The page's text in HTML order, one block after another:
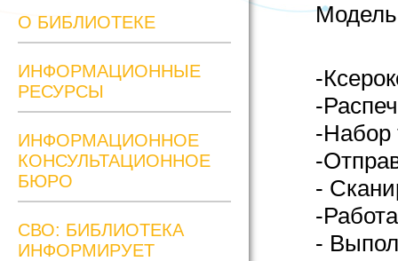
О БИБЛИОТЕКЕ
ИНФОРМАЦИОННЫЕ
РЕСУРСЫ
ИНФОРМАЦИОННОЕ
КОНСУЛЬТАЦИОННОЕ
БЮРО
СВО: БИБЛИОТЕКА
ИНФОРМИРУЕТ
-
-
-Набор
-
-
-
-